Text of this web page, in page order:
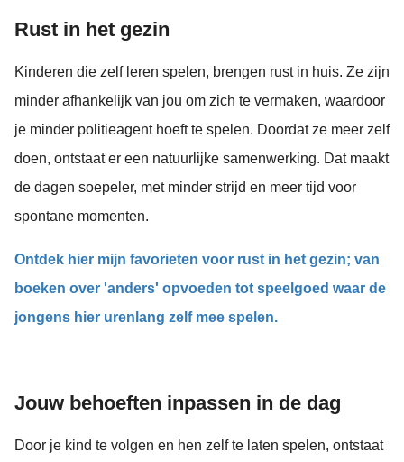
Rust in het gezin
Kinderen die zelf leren spelen, brengen rust in huis. Ze zijn
minder afhankelijk van jou om zich te vermaken, waardoor
je minder politieagent hoeft te spelen. Doordat ze meer zelf
doen, ontstaat er een natuurlijke samenwerking. Dat maakt
de dagen soepeler, met minder strijd en meer tijd voor
spontane momenten.
Ontdek hier mijn favorieten voor rust in het gezin; van
boeken over 'anders' opvoeden tot speelgoed waar de
jongens hier urenlang zelf mee spelen.
Jouw behoeften inpassen in de dag
Door je kind te volgen en hen zelf te laten spelen, ontstaat